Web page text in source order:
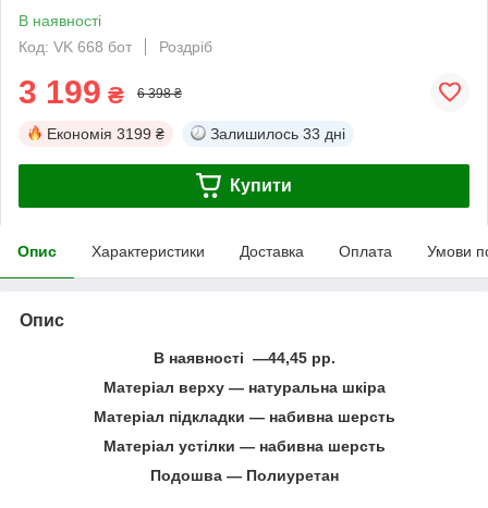
В наявності
Код: VK 668 бот
Роздріб
3 199 ₴ 6 398 ₴
Економія 3199 ₴ Залишилось 33 дні
Купити
Опис Характеристики Доставка Оплата Умови
Опис
В наявності ―44,45 рр.
Матеріал верху — натуральна шкіра
Матеріал підкладки — набивна шерсть
Матеріал устілки — набивна шерсть
Подошва ― Полиуретан